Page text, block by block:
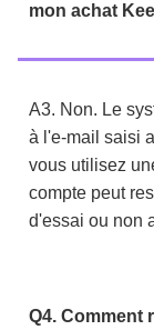
mon achat
A3. Non. Le
à l'e-mail saisi
vous utilisez
compte peut
d'essai ou non
Q4. Comment